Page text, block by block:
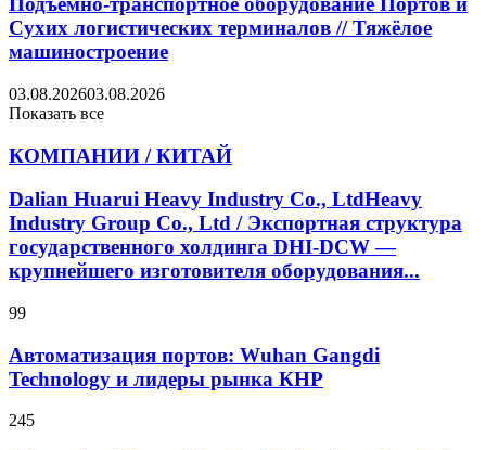
Сухих логистических терминалов // Тяжёлое
машиностроение
03.08.202603.08.2026
Показать все
КОМПАНИИ / КИТАЙ
Dalian Huarui Heavy Industry Co., LtdHeavy
Industry Group Co., Ltd / Экспортная структура
государственного холдинга DHI-DCW —
крупнейшего изготовителя оборудования...
99
Автоматизация портов: Wuhan Gangdi
Technology и лидеры рынка КНР
245